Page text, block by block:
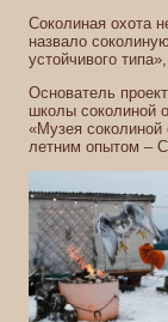
Соколиная охота
назвало
устойчивого
Основатель
школы соколиной
«Музея соколиной
летним опытом –